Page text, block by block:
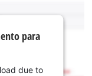
para
due to